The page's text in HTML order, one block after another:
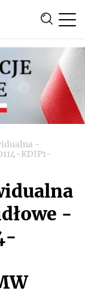
Anuluj
-
KDIP1-
-